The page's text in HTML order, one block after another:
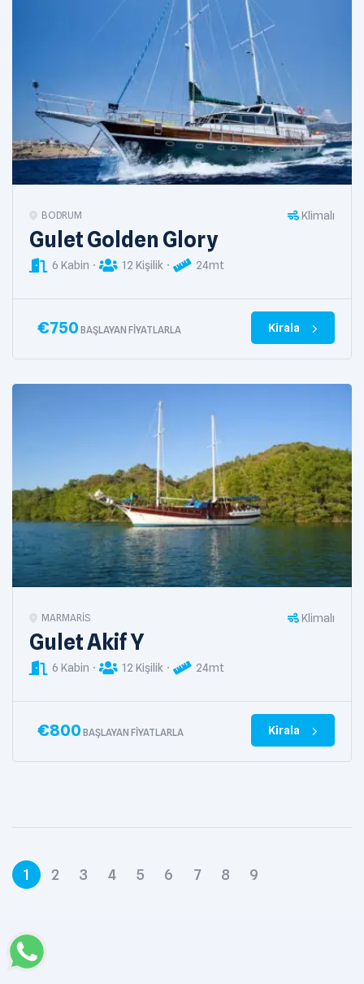
BODRUM Klimalı
Gulet Golden Glory
6 Kabin 12 Kişilik 24mt
€750 BAŞLAYAN FIYATLARLA Kirala
MARMARIS Klimalı
Gulet Akif Y
6 Kabin 12 Kişilik 24mt
€800 BAŞLAYAN FIYATLARLA Kirala
1 2 3 4 5 6 7 8 9